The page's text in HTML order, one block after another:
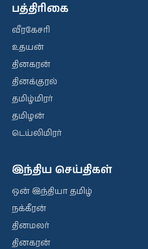
பத்திரிகை
வீரகேசரி
உதயன்
தினகரன்
தினக்குரல்
தமிழ்மிரர்
தமிழன்
டெய்லிமிரர்
இந்திய செய்திகள்
ஒன் இந்தியா தமிழ்
நக்கீரன்
தினமலர்
தினகரன்